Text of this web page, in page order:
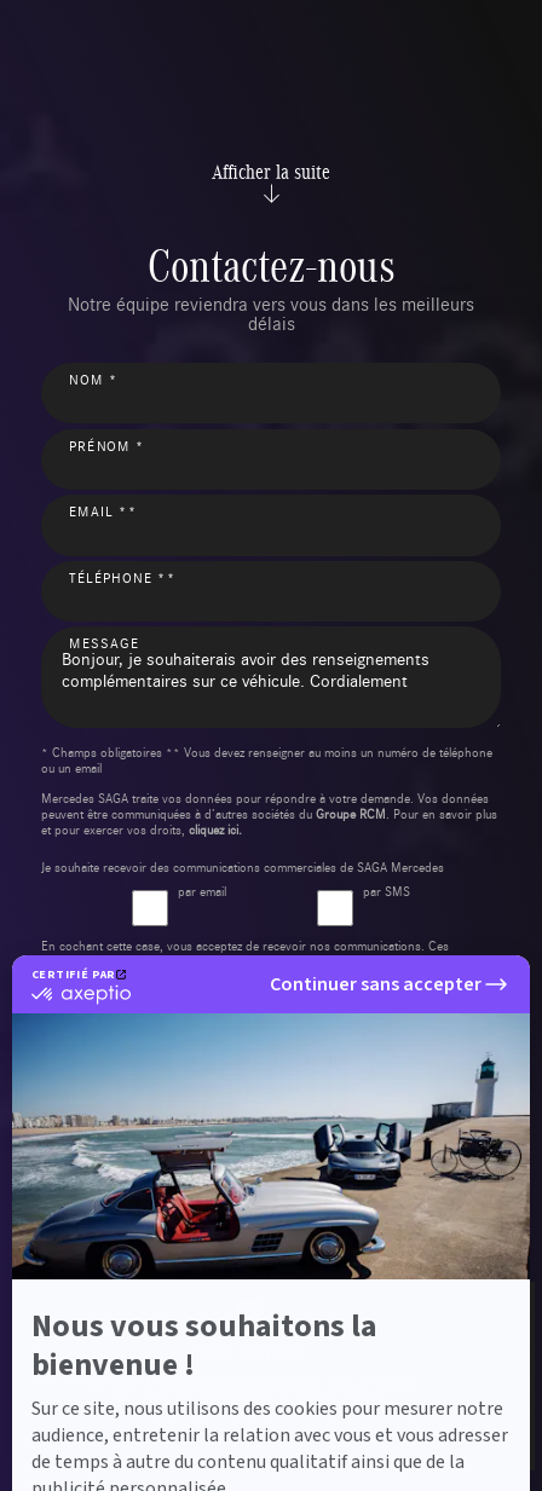
CERTIFIÉ PAR
certifié
sur
Axeptio
Continuer sans accepter
Nous vous souhaitons la
bienvenue !
Sur ce site, nous utilisons des cookies pour mesurer notre
audience, entretenir la relation avec vous et vous adresser
de temps à autre du contenu qualitatif ainsi que de la
Afficher la suite
Contactez-nous
Notre équipe reviendra vers vous dans les meilleurs
délais
NOM *
PRÉNOM *
EMAIL **
TÉLÉPHONE **
MESSAGE
* Champs obligatoires ** Vous devez renseigner au moins un numéro de téléphone
ou un email
Mercedes SAGA traite vos données pour répondre à votre demande. Vos données
peuvent être communiquées à d’autres sociétés du Groupe RCM. Pour en savoir plus
et pour exercer vos droits, cliquez ici.
Je souhaite recevoir des communications commerciales de SAGA Mercedes
par email
par SMS
En cochant cette case, vous acceptez de recevoir nos communications. Ces
communications intègrent des pixels de suivi pour l'analyse du taux d'ouverture à des
fins de délivrabilité et pour mesurer et optimiser les campagnes conformément à
notrepolitique de confidentialité
Envoyer ma demande
Label Certified et Garanties
Le label Mercedes-Benz Certified vous propose
des voitures d’occasion de haute qualité.